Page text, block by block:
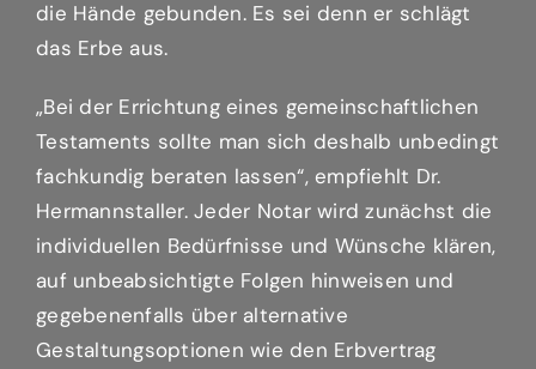
die Hände gebunden. Es sei denn er schlägt
das Erbe aus.
„Bei der Errichtung eines gemeinschaftlichen
Testaments sollte man sich deshalb unbedingt
fachkundig beraten lassen“, empfiehlt Dr.
Hermannstaller. Jeder Notar wird zunächst die
individuellen Bedürfnisse und Wünsche klären,
auf unbeabsichtigte Folgen hinweisen und
gegebenenfalls über alternative
Gestaltungsoptionen wie den Erbvertrag